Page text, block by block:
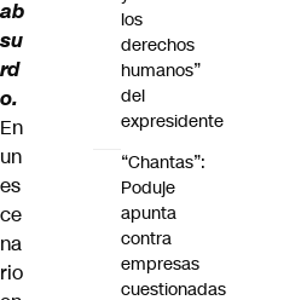
ab
su
rd
o.
En
un
es
ce
na
rio
los
derechos
humanos”
del
expresidente
“Chantas”:
Poduje
apunta
contra
empresas
cuestionadas